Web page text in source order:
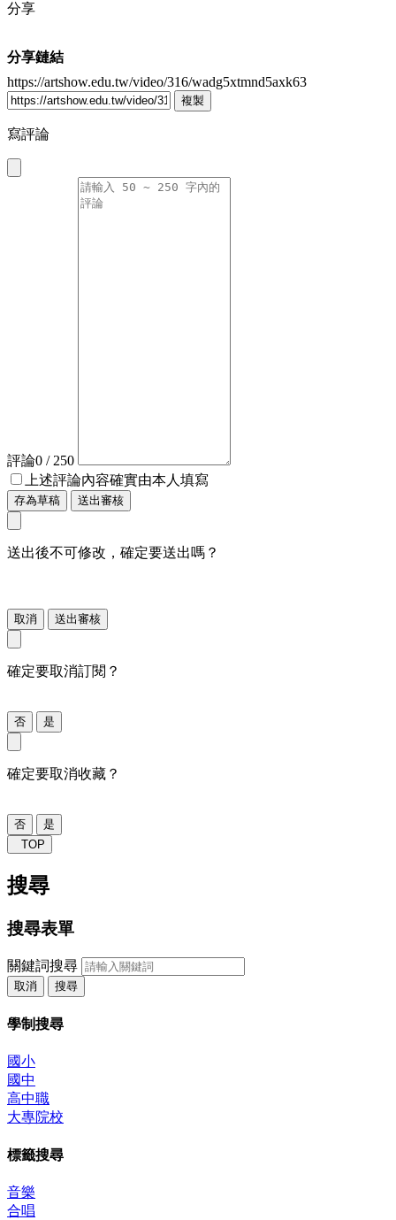
分享
分享鏈結
https://artshow.edu.tw/video/316/wadg5xtmnd5axk63
複製
寫評論
評論0 / 250
上述評論內容確實由本人填寫
存為草稿 送出審核
送出後不可修改，確定要送出嗎？
取消 送出審核
確定要取消訂閱？
否 是
確定要取消收藏？
否
是
TOP
搜尋
搜尋表單
關鍵詞搜尋
取消 搜尋
學制搜尋
國小
國中
高中職
大專院校
標籤搜尋
音樂
合唱